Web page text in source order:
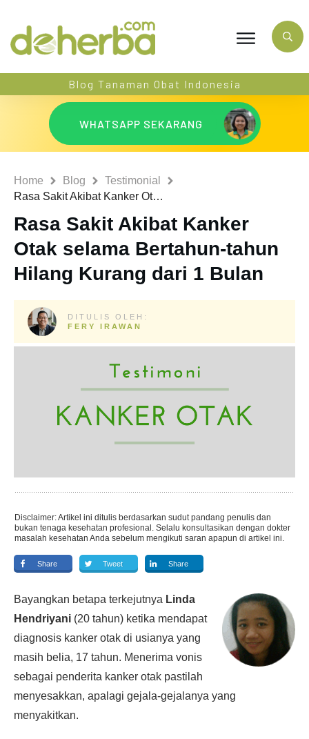
Blog Tanaman Obat Indonesia
WHATSAPP SEKARANG
Home Blog
Testimonial
Rasa Sakit Akibat Kanker Otak selama Bertahun-tahun Hilang Kurang dari 1 Bulan
Rasa Sakit Akibat Kanker
Otak selama Bertahun-tahun
Hilang Kurang dari 1 Bulan
DITULIS OLEH:
FERY IRAWAN
Disclaimer: Artikel ini ditulis berdasarkan sudut pandang penulis dan
bukan tenaga kesehatan profesional. Selalu konsultasikan dengan dokter
masalah kesehatan Anda sebelum mengikuti saran apapun di artikel ini.
Share Tweet Share
Bayangkan betapa terkejutnya Linda
Hendriyani (20 tahun) ketika mendapat
diagnosis kanker otak di usianya yang
masih belia, 17 tahun. Menerima vonis
sebagai penderita kanker otak pastilah
menyesakkan, apalagi gejala-gejalanya yang
menyakitkan.